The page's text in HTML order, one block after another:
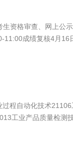
资格审查、网上公
成绩复核4月16
程自动化技术
工业产品质量检测